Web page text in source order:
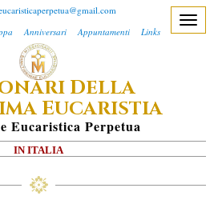
Anniversari Appuntamenti Links
DELLA
EUCARISTIA
EUcaristica PErpetua
IN ITALIA
T
n
v